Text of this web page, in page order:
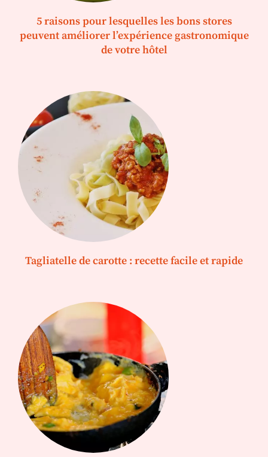
5 raisons pour lesquelles les bons stores
peuvent améliorer l’expérience gastronomique
de votre hôtel
Tagliatelle de carotte : recette facile et rapide